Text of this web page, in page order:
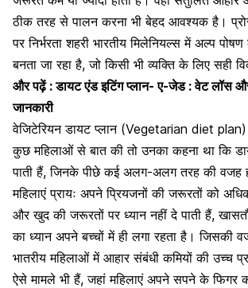
ठीक तरह से पालन करना भी बेहद आवश्यक है।
पर निर्भरता शहरी भारतीय मिलेनियल्स में अल्प
बनता जा रहा है, जो किसी भी व्यक्ति के लिए सही
और पढ़ें :डायट एंड इटिंग प्लान- ए-जेड : वेट लॉस
जानकारी
वेजिटेरियन डायट प्लान (Vegetarian diet
कुछ महिलाओं से बात की तो उनका कहना था कि
पाती हैं, जिनके पीछे कई अलग-अलग तरह की वजह
महिलाएं प्रायः अपने प्रियजनों की जरूरतों को
और खुद की जरूरतों पर ध्यान नहीं दे पाती हैं,
का ध्यान अपने बच्चों में ही लगा रहता है। जिसकी
भातरीय महिलाओं में आहार संबंधी कमियों की उच्च
ऐसे मामले भी हैं, जहां महिलाएं अपने सपने के फिगर